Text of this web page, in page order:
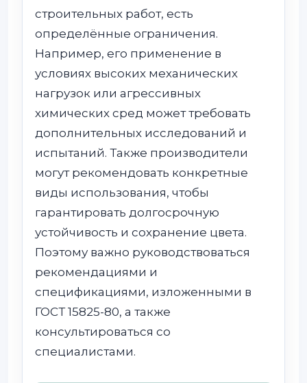
строительных работ, есть
определённые ограничения.
Например, его применение в
условиях высоких механических
нагрузок или агрессивных
химических сред может требовать
дополнительных исследований и
испытаний. Также производители
могут рекомендовать конкретные
виды использования, чтобы
гарантировать долгосрочную
устойчивость и сохранение цвета.
Поэтому важно руководствоваться
рекомендациями и
спецификациями, изложенными в
ГОСТ 15825-80, а также
консультироваться со
специалистами.